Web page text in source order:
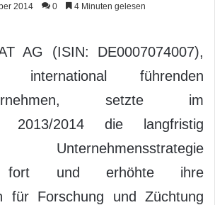
2014 0 4 Minuten gelesen
AG (ISIN: DE0007074007),
führenden
setzte im
2013/2014 die langfristig
Unternehmensstrategie
fort und erhöhte ihre
für Forschung und Züchtung